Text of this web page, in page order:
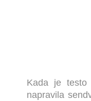
Kada je
napravila